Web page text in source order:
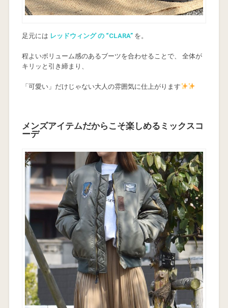
足元には レッドウィング の “CLARA”を。
程よいボリューム感のあるブーツを合わせることで、 全体が
キリッと引き締まり、
「可愛い」だけじゃない大人の雰囲気に仕上がります
メンズアイテムだからこそ楽しめるミックスコ
ーデ